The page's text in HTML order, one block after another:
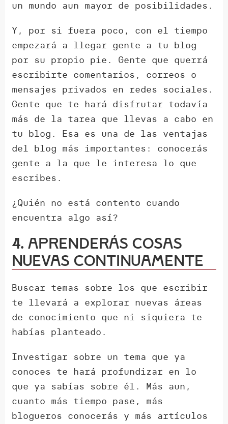
un mundo aun mayor de posibilidades.
Y, por si fuera poco, con el tiempo
empezará a llegar gente a tu blog
por su propio pie. Gente que querrá
escribirte comentarios, correos o
mensajes privados en redes sociales.
Gente que te hará disfrutar todavía
más de la tarea que llevas a cabo en
tu blog. Esa es una de las ventajas
del blog más importantes: conocerás
gente a la que le interesa lo que
escribes.
¿Quién no está contento cuando
encuentra algo así?
4. Aprenderás cosas
nuevas continuamente
Buscar temas sobre los que escribir
te llevará a explorar nuevas áreas
de conocimiento que ni siquiera te
habías planteado.
Investigar sobre un tema que ya
conoces te hará profundizar en lo
que ya sabías sobre él. Más aun,
cuanto más tiempo pase, más
blogueros conocerás y más artículos